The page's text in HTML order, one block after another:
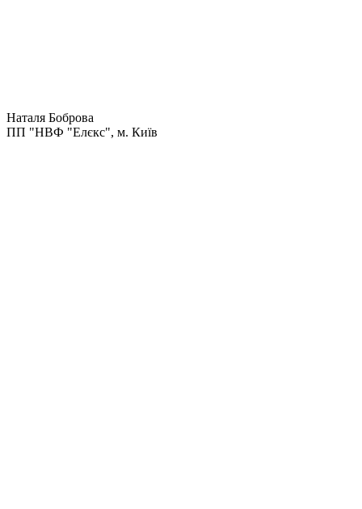
Наталя Боброва
ПП "НВФ "Елєкс", м. Київ